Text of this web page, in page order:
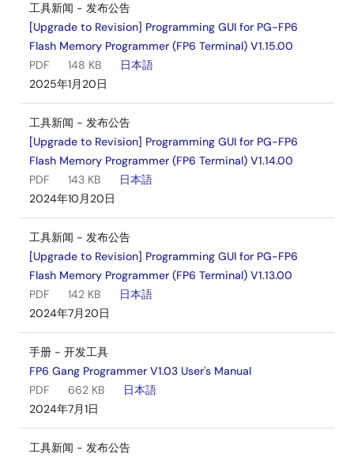
工具新闻 - 发布公告
[Upgrade to Revision] Programming GUI for PG-FP6
Flash Memory Programmer (FP6 Terminal) V1.15.00
PDF
148 KB
日本語
2025年1月20日
工具新闻 - 发布公告
[Upgrade to Revision] Programming GUI for PG-FP6
Flash Memory Programmer (FP6 Terminal) V1.14.00
PDF
143 KB
日本語
2024年10月20日
工具新闻 - 发布公告
[Upgrade to Revision] Programming GUI for PG-FP6
Flash Memory Programmer (FP6 Terminal) V1.13.00
PDF
142 KB
日本語
2024年7月20日
手册 - 开发工具
FP6 Gang Programmer V1.03 User's Manual
PDF
662 KB
日本語
2024年7月1日
工具新闻 - 发布公告